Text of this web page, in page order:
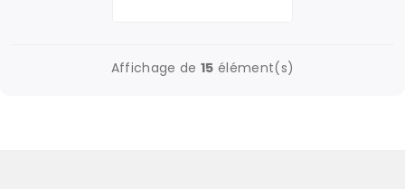
Affichage de 15 élément(s)